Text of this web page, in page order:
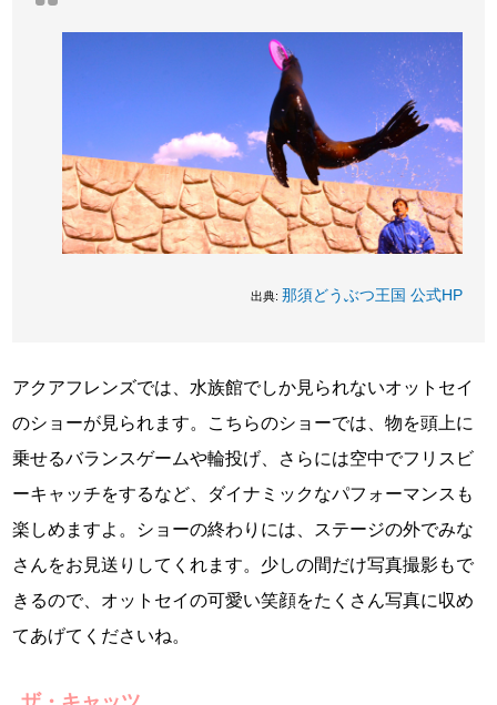
出典: 那須どうぶつ王国 公式HP
アクアフレンズでは、水族館でしか見られないオットセイ
のショーが見られます。こちらのショーでは、物を頭上に
乗せるバランスゲームや輪投げ、さらには空中でフリスビ
ーキャッチをするなど、ダイナミックなパフォーマンスも
楽しめますよ。ショーの終わりには、ステージの外でみな
さんをお見送りしてくれます。少しの間だけ写真撮影もで
きるので、オットセイの可愛い笑顔をたくさん写真に収め
てあげてくださいね。